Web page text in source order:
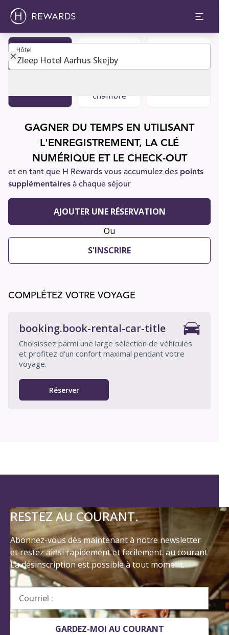
Hôtel
Hôtel
chambre
GAGNER DU TEMPS EN UTILISANT
L'ENREGISTREMENT, LA CLÉ
NUMÉRIQUE ET LE CHECK-OUT
et en tant que H Rewards vous accumulez des points
supplémentaires à chaque séjour
AJOUTER UNE RÉSERVATION
Ou
S'INSCRIRE
COMPLÉTEZ VOTRE VOYAGE
booking.book-rental-car-title
Choisissez parmi une large sélection de véhicules
et profitez d'un confort maximal pendant votre
voyage.
Réserver
RESTEZ AU COURANT.
Abonnez-vous dès maintenant à notre newsletter
et restez ainsi rapidement et facilement. au courant
La désinscription est possible à tout moment.
Courriel :
GARDEZ-MOI AU COURANT